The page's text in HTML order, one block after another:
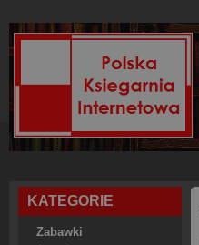
KATEGORIE
Zabawki